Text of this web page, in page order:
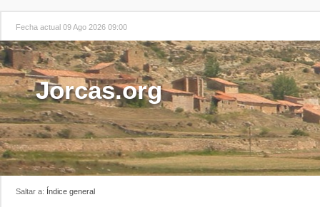
Fecha actual 09 Ago 2026 09:00
Jorcas.org
Saltar a: Índice general